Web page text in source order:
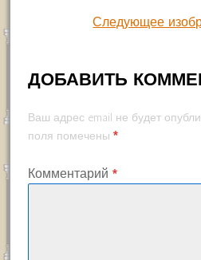
Следующее
ДОБАВИТЬ
Ваш адрес email не будет
поля помечены *
Комментарий *